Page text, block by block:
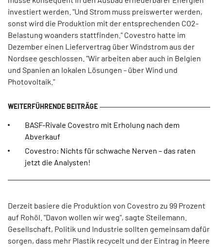
investiert werden. "Und Strom muss preiswerter werden,
sonst wird die Produktion mit der entsprechenden CO2-
Belastung woanders stattfinden." Covestro hatte im
Dezember einen Liefervertrag über Windstrom aus der
Nordsee geschlossen. "Wir arbeiten aber auch in Belgien
und Spanien an lokalen Lösungen - über Wind und
Photovoltaik."
BASF-Rivale Covestro mit Erholung nach dem
Abverkauf
Covestro: Nichts für schwache Nerven – das raten
jetzt die Analysten!
Derzeit basiere die Produktion von Covestro zu 99 Prozent
auf Rohöl. "Davon wollen wir weg", sagte Steilemann.
Gesellschaft, Politik und Industrie sollten gemeinsam dafür
sorgen, dass mehr Plastik recycelt und der Eintrag in Meere